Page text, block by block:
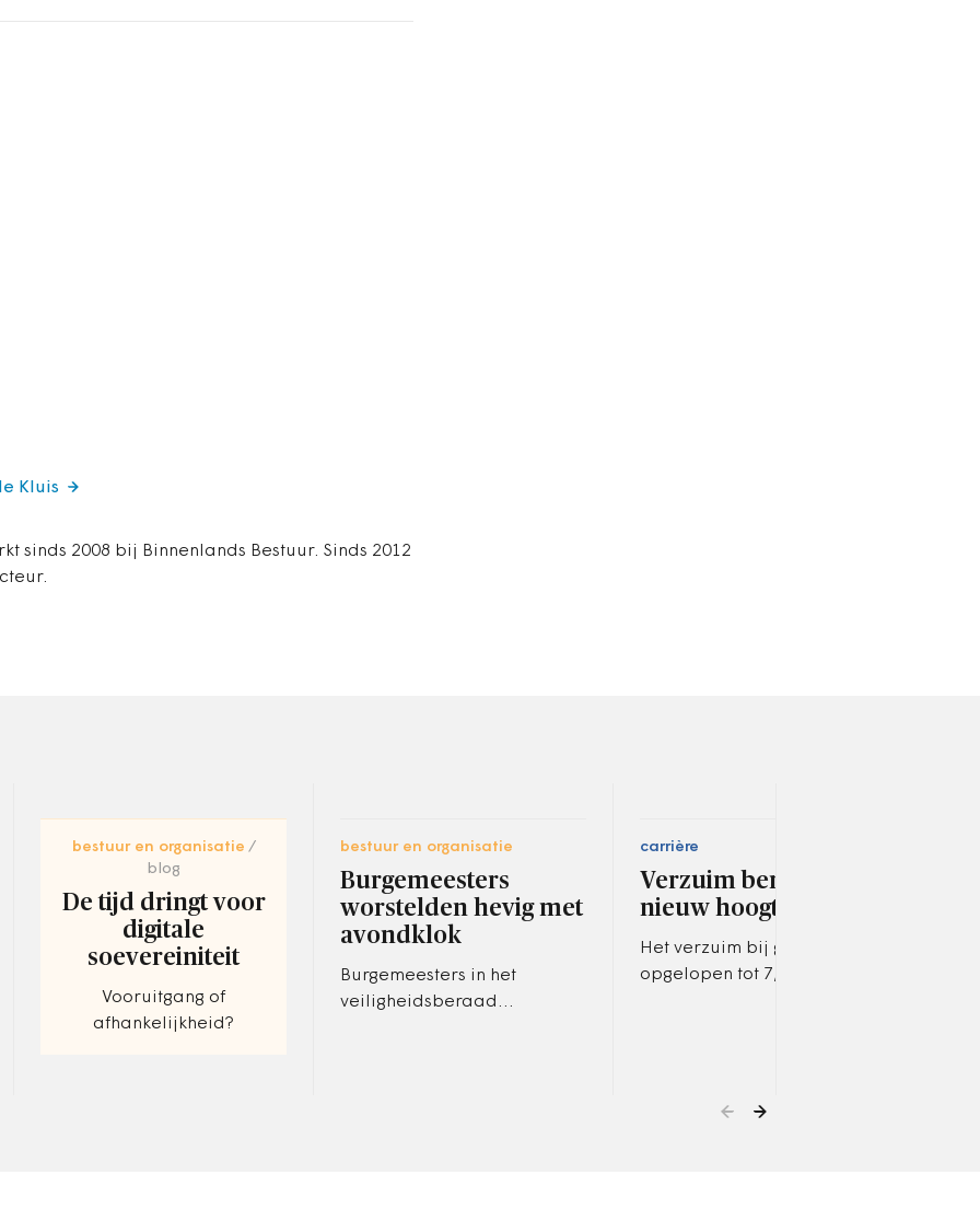
sinds 2008 bij Binnenlands Bestuur. Sinds 2012
Kluis
bestuur en organisatie
blog
De tijd dringt voor
digitale
soevereiniteit
Vooruitgang of
afhankelijkheid?
bestuur en organisatie
Burgemeesters
worstelden hevig met
avondklok
Burgemeesters in het
veiligheidsberaad
carrière
Verzuim bereikt
nieuw hoogtepunt
Het verzuim bij gemeenten is
opgelopen tot 7,1 procent,